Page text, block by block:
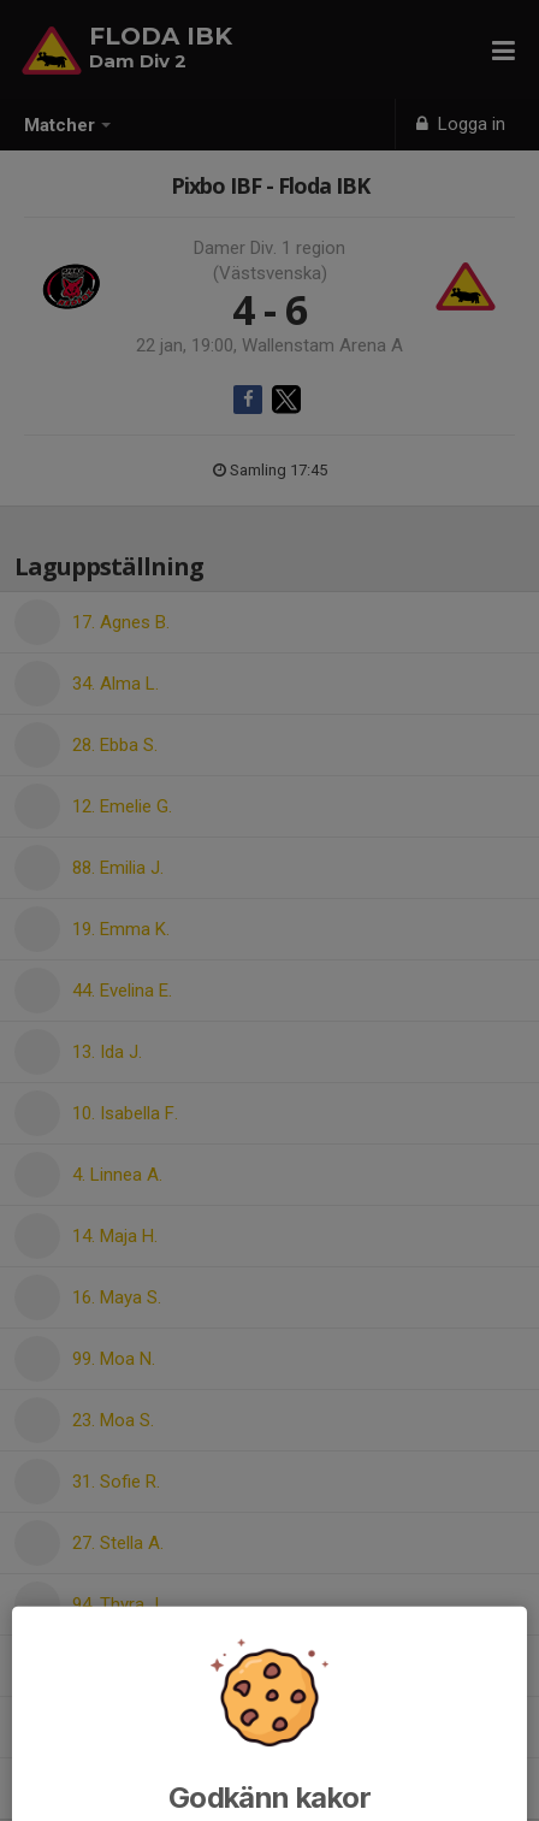
Matcher Logga in
FLODA IBK
Dam Div 2
Pixbo IBF - Floda IBK
Damer Div. 1 region
(Västsvenska)
4 - 6
22 jan, 19:00, Wallenstam Arena A
Samling 17:45
Laguppställning
17. Agnes B.
34. Alma L.
28. Ebba S.
12. Emelie G.
88. Emilia J.
19. Emma K.
44. Evelina E.
13. Ida J.
10. Isabella F.
4. Linnea A.
14. Maja H.
16. Maya S.
99. Moa N.
23. Moa S.
31. Sofie R.
27. Stella A.
94. Thyra J.
Godkänn kakor